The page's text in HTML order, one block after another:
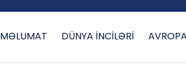
MƏLUMAT DÜNYA İNCİLƏRİ AVROPA